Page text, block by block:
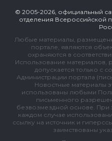
© 2005-2026, официальный
отделения Всероссийской
Любые материалы,
портале, являются
охраняются в
Использование материалов,
допускается только с
Администрации портала
Новостные материалы
использованы любыми
письменного
безвозмездной основе. При
каждом случае
ссылку на источник и
заимствованы